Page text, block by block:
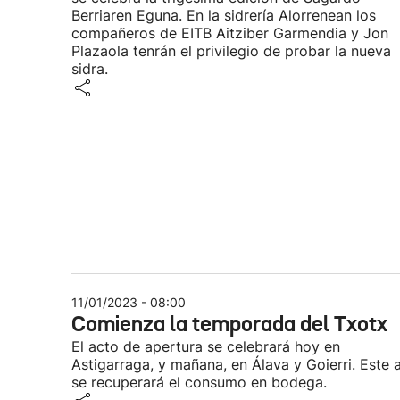
Berriaren Eguna. En la sidrería Alorrenean los
compañeros de EITB Aitziber Garmendia y Jon
Plazaola tenrán el privilegio de probar la nueva
sidra.
11/01/2023 - 08:00
Comienza la temporada del Txotx
El acto de apertura se celebrará hoy en
Astigarraga, y mañana, en Álava y Goierri. Este
se recuperará el consumo en bodega.